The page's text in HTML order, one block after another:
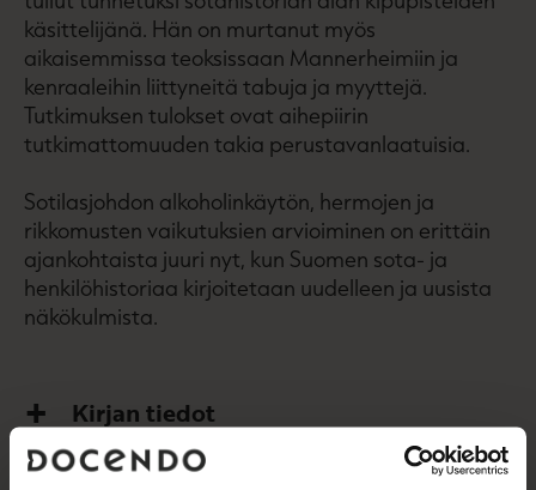
käsittelijänä. Hän on murtanut myös
aikaisemmissa teoksissaan Mannerheimiin ja
kenraaleihin liittyneitä tabuja ja myyttejä.
Tutkimuksen tulokset ovat aihepiirin
tutkimattomuuden takia perustavanlaatuisia.
Sotilasjohdon alkoholinkäytön, hermojen ja
rikkomusten vaikutuksien arvioiminen on erittäin
ajankohtaista juuri nyt, kun Suomen sota- ja
henkilöhistoriaa kirjoitetaan uudelleen ja uusista
näkökulmista.
Kirjan tiedot